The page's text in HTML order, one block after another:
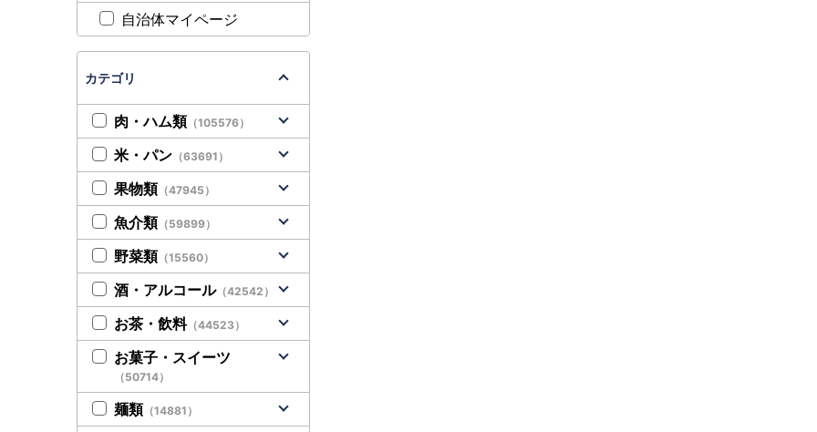
自治体マイページ
カテゴリ
肉・ハム類 （105576）
米・パン （63691）
果物類 （47945）
魚介類 （59899）
野菜類 （15560）
酒・アルコール（42542）
お茶・飲料（44523）
お菓子・スイーツ
（50714）
麺類 （14881）